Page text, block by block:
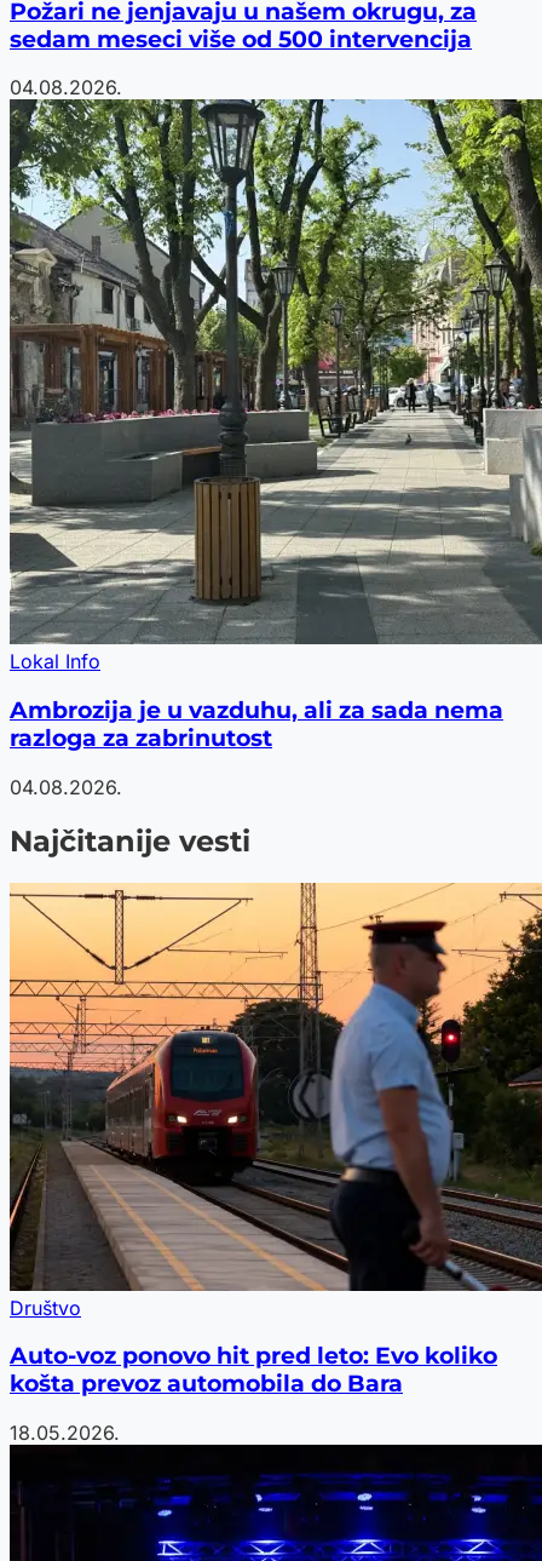
Požari ne jenjavaju u našem okrugu, za
sedam meseci više od 500 intervencija
04.08.2026.
Lokal Info
Ambrozija je u vazduhu, ali za sada nema
razloga za zabrinutost
04.08.2026.
Najčitanije vesti
Društvo
Auto-voz ponovo hit pred leto: Evo koliko
košta prevoz automobila do Bara
18.05.2026.